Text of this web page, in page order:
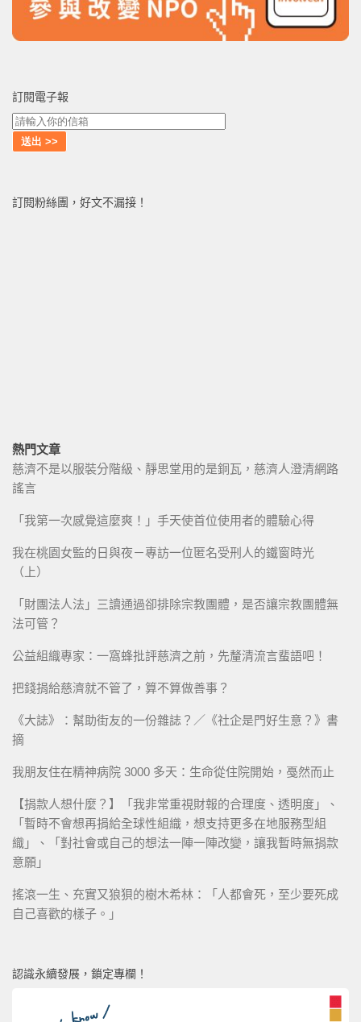
訂閱電子報
訂閱粉絲團，好文不漏接！
熱門文章
慈濟不是以服裝分階級、靜思堂用的是銅瓦，慈濟人澄清網路
謠言
「我第一次感覺這麼爽！」手天使首位使用者的體驗心得
我在桃園女監的日與夜－專訪一位匿名受刑人的鐵窗時光
（上）
「財團法人法」三讀通過卻排除宗教團體，是否讓宗教團體無
法可管？
公益組織專家：一窩蜂批評慈濟之前，先釐清流言蜚語吧！
把錢捐給慈濟就不管了，算不算做善事？
《大誌》：幫助街友的一份雜誌？／《社企是門好生意？》書
摘
我朋友住在精神病院 3000 多天：生命從住院開始，戞然而止
【捐款人想什麼？】「我非常重視財報的合理度、透明度」、
「暫時不會想再捐給全球性組織，想支持更多在地服務型組
織」、「對社會或自己的想法一陣一陣改變，讓我暫時無捐款
意願」
搖滾一生、充實又狼狽的樹木希林：「人都會死，至少要死成
自己喜歡的樣子。」
認識永續發展，鎖定專欄！